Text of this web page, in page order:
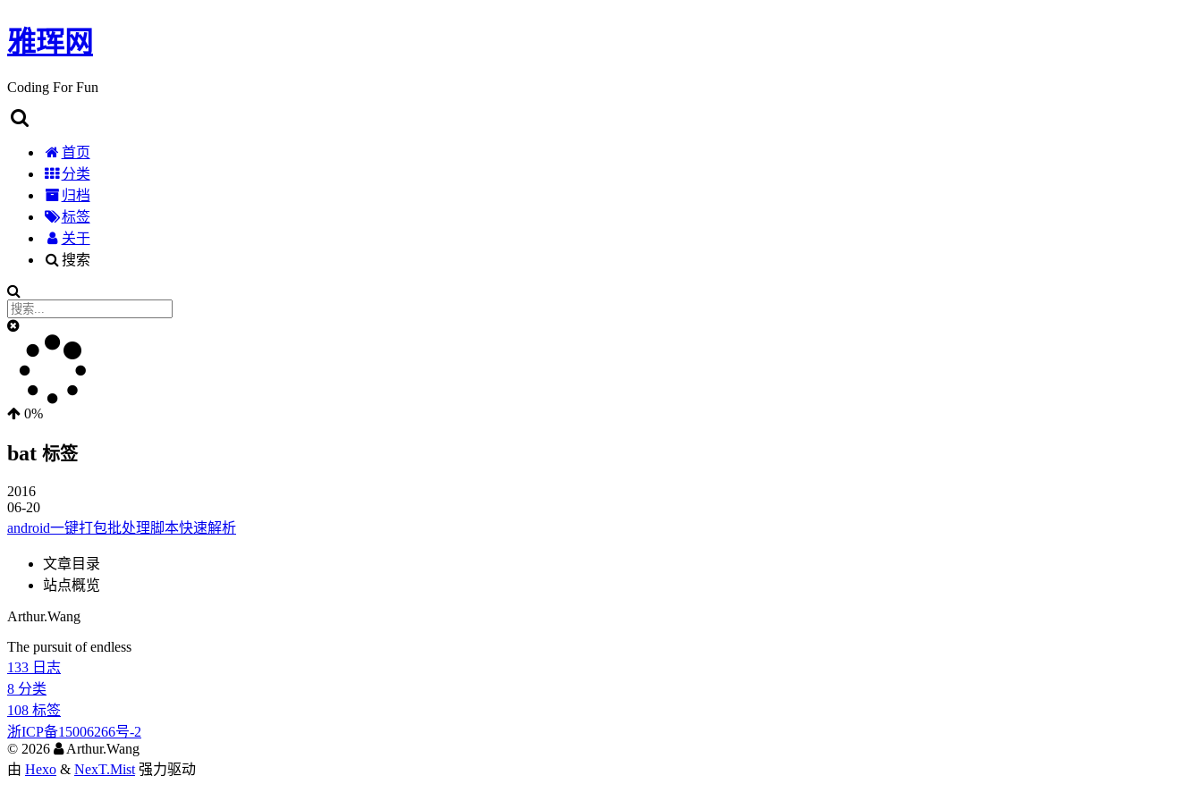
雅珲网
Coding For Fun
首页
分类
归档
标签
关于
搜索
0%
bat 标签
2016
06-20
android一键打包批处理脚本快速解析
文章目录
站点概览
Arthur.Wang
The pursuit of endless
133 日志
8 分类
108 标签
浙ICP备15006266号-2
© 2026
Arthur.Wang
由 Hexo & NexT.Mist 强力驱动